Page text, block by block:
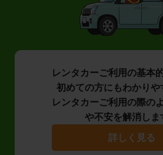
レンタカーご利用の基本
初めての方にもわかりや
レンタカーご利用の際の
や不安を解消しま
詳しく見る